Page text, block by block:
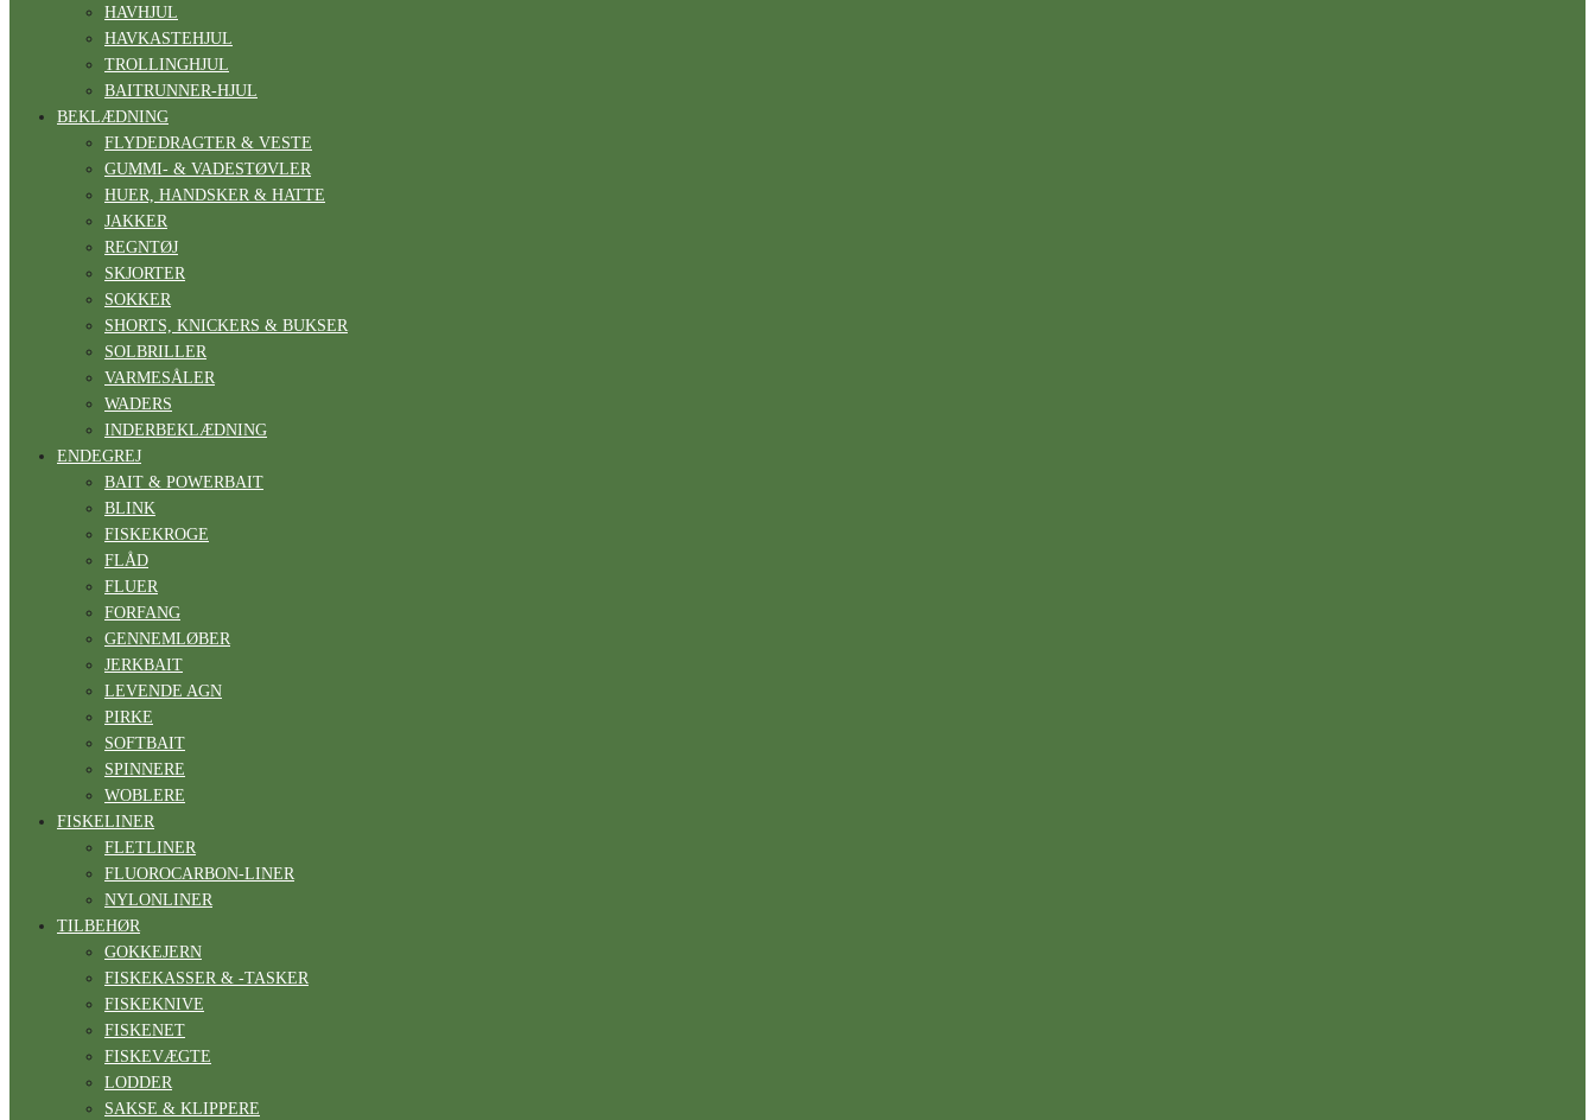
HAVHJUL
HAVKASTEHJUL
TROLLINGHJUL
BAITRUNNER-HJUL
BEKLÆDNING
FLYDEDRAGTER & VESTE
GUMMI- & VADESTØVLER
HUER, HANDSKER & HATTE
JAKKER
REGNTØJ
SKJORTER
SOKKER
SHORTS, KNICKERS & BUKSER
SOLBRILLER
VARMESÅLER
WADERS
INDERBEKLÆDNING
ENDEGREJ
BAIT & POWERBAIT
BLINK
FISKEKROGE
FLÅD
FLUER
FORFANG
GENNEMLØBER
JERKBAIT
LEVENDE AGN
PIRKE
SOFTBAIT
SPINNERE
WOBLERE
FISKELINER
FLETLINER
FLUOROCARBON-LINER
NYLONLINER
TILBEHØR
GOKKEJERN
FISKEKASSER & -TASKER
FISKEKNIVE
FISKENET
FISKEVÆGTE
LODDER
SAKSE & KLIPPERE